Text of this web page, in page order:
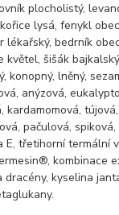
plocholistý,
lysá, fenykl
lékařský, bedrník
květel, šišák
konopný, lněný,
anýzová,
kardamomová,
pačulová,
E, třetihorní termální
kombinace
dracény, kyselina